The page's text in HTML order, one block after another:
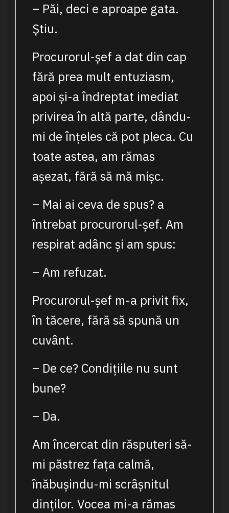
– Păi, deci e aproape gata.
Știu.
Procurorul-șef a dat din cap
fără prea mult entuziasm,
apoi și-a îndreptat imediat
privirea în altă parte, dându-
mi de înțeles că pot pleca. Cu
toate astea, am rămas
așezat, fără să mă mișc.
– Mai ai ceva de spus? a
întrebat procurorul-șef. Am
respirat adânc și am spus:
– Am refuzat.
Procurorul-șef m-a privit fix,
în tăcere, fără să spună un
cuvânt.
– De ce? Condițiile nu sunt
bune?
– Da.
Am încercat din răsputeri să-
mi păstrez fața calmă,
înăbușindu-mi scrâșnitul
dinților. Vocea mi-a rămas